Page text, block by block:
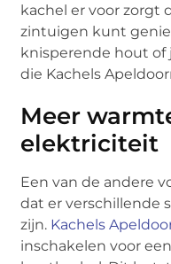
kachel er voor zorgt
zintuigen kunt
knisperende hout
die Kachels
Meer
elektriciteit
Een van de andere
dat er verschillende
zijn. Kachels
inschakelen voor